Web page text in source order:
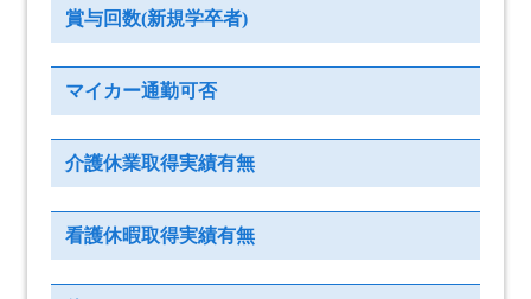
賞与回数(新規学卒者)
マイカー通勤可否
介護休業取得実績有無
看護休暇取得実績有無